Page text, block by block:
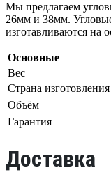
Мы предлагаем
26мм и 38мм.
изготавливаются на
Основные
Вес
Страна изготовления
Объём
Гарантия
Доставка